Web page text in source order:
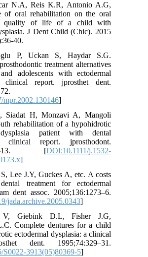
شکل 3: افزایش اوربایت
شکل 4: نمای رادیوگرافیک و
دائمی
قالبگیری اولیه با زینک اکساید بر
صورت گرفت. به علت اندازه
های قدامی، تغییری جهت کوتاه
نشد. بعد از ساخت تری اختصاصی با
سپس قالبگیری نهایی با مواد
شد. ثبت روابط فکی توسط بیس
ریم صورت گرفت؛ و بعد از چیده
در جلسه دیگر امتحان داخل
تنظیمات اکلوژنی صورت
و توضیحات در خصوص آموزش
بیمار مجددا معاینه شد و
زدگی اوردنچرها مرتفع گشت.
بعدی جهت احتمال نیاز به
تعویض اوردنچر، هر ٦
شد.
N.A, Reis K.R, Antonio A.G,
of oral rehabilitation on the oral
quality of life of a child with
J Dent Child (Chic). 2015
40.
P, Uckan S, Haydar S.G.
prosthodontic treatment alternatives
and adolescents with ectodermal
clinical report. jprosthet dent.
mpr.2002.130146
Siadat H, Monzavi A, Mangoli
rehabilitation of a hypohidrotic
dysplasia patient with dental
clinical report. jprosthodont.
[DOI:10.1111/j.1532-
S, Lee J.Y, Guckes A, etc. A costs
dental treatment for ectodermal
am dent assoc. 2005;136:1273–6.
jada.archive.2005.0343
V, Giebink D.L, Fisher J.G,
L.C. Complete dentures for a child
ectodermal dysplasia: a clinical
dent. 1995;74:329–31.
S0022-3913(05)80369-5